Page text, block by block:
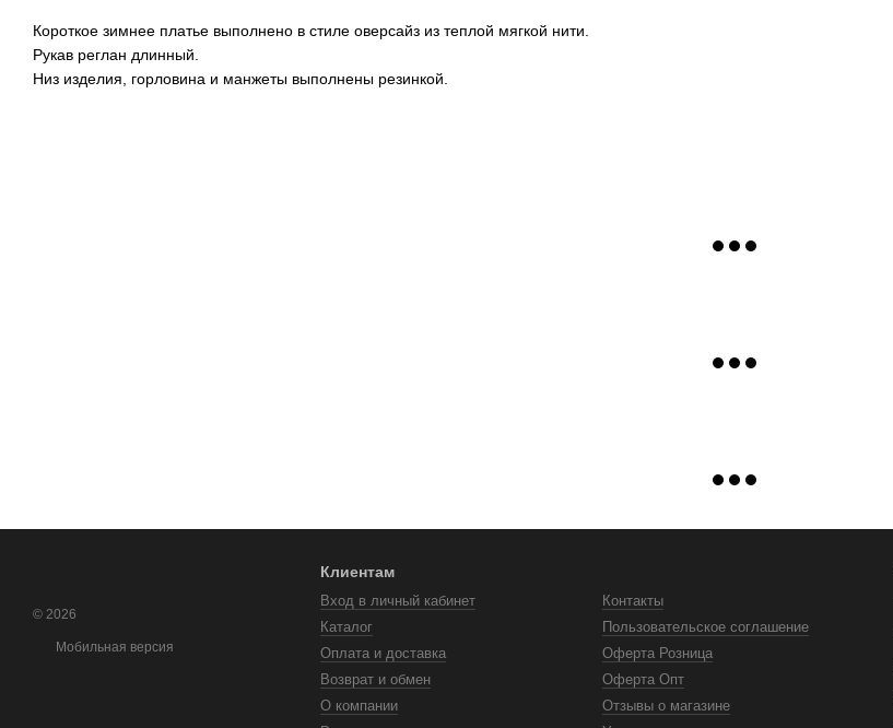
Короткое зимнее платье выполнено в стиле оверсайз из теплой мягкой нити.
Рукав реглан длинный.
Низ изделия, горловина и манжеты выполнены резинкой.
© 2026
Мобильная версия
Клиентам
Вход в личный кабинет
Каталог
Оплата и доставка
Возврат и обмен
О компании
Контакты
Пользовательское соглашение
Оферта Розница
Оферта Опт
Отзывы о магазине